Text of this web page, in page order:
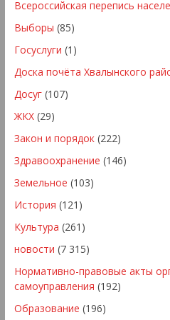
Всероссийская перепись
Выборы (85)
Госуслуги (1)
Доска почёта Хвалынского
Досуг(107)
ЖКХ(29)
Закон и порядок(222)
Здравоохранение (146)
Земельное (103)
История (121)
Культура (261)
новости (7 315)
Нормативно-правовые акты
самоуправления (192)
Образование (196)